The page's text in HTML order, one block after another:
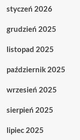
styczeń 2026
grudzień 2025
listopad 2025
październik 2025
wrzesień 2025
sierpień 2025
lipiec 2025